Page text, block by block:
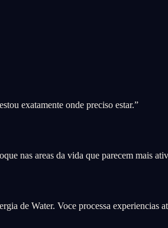
exatamente onde preciso estar.”
nas areas da vida que parecem mais
de Water. Voce processa experiencias